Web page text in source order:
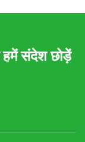
हमें संदेश छोड़ें